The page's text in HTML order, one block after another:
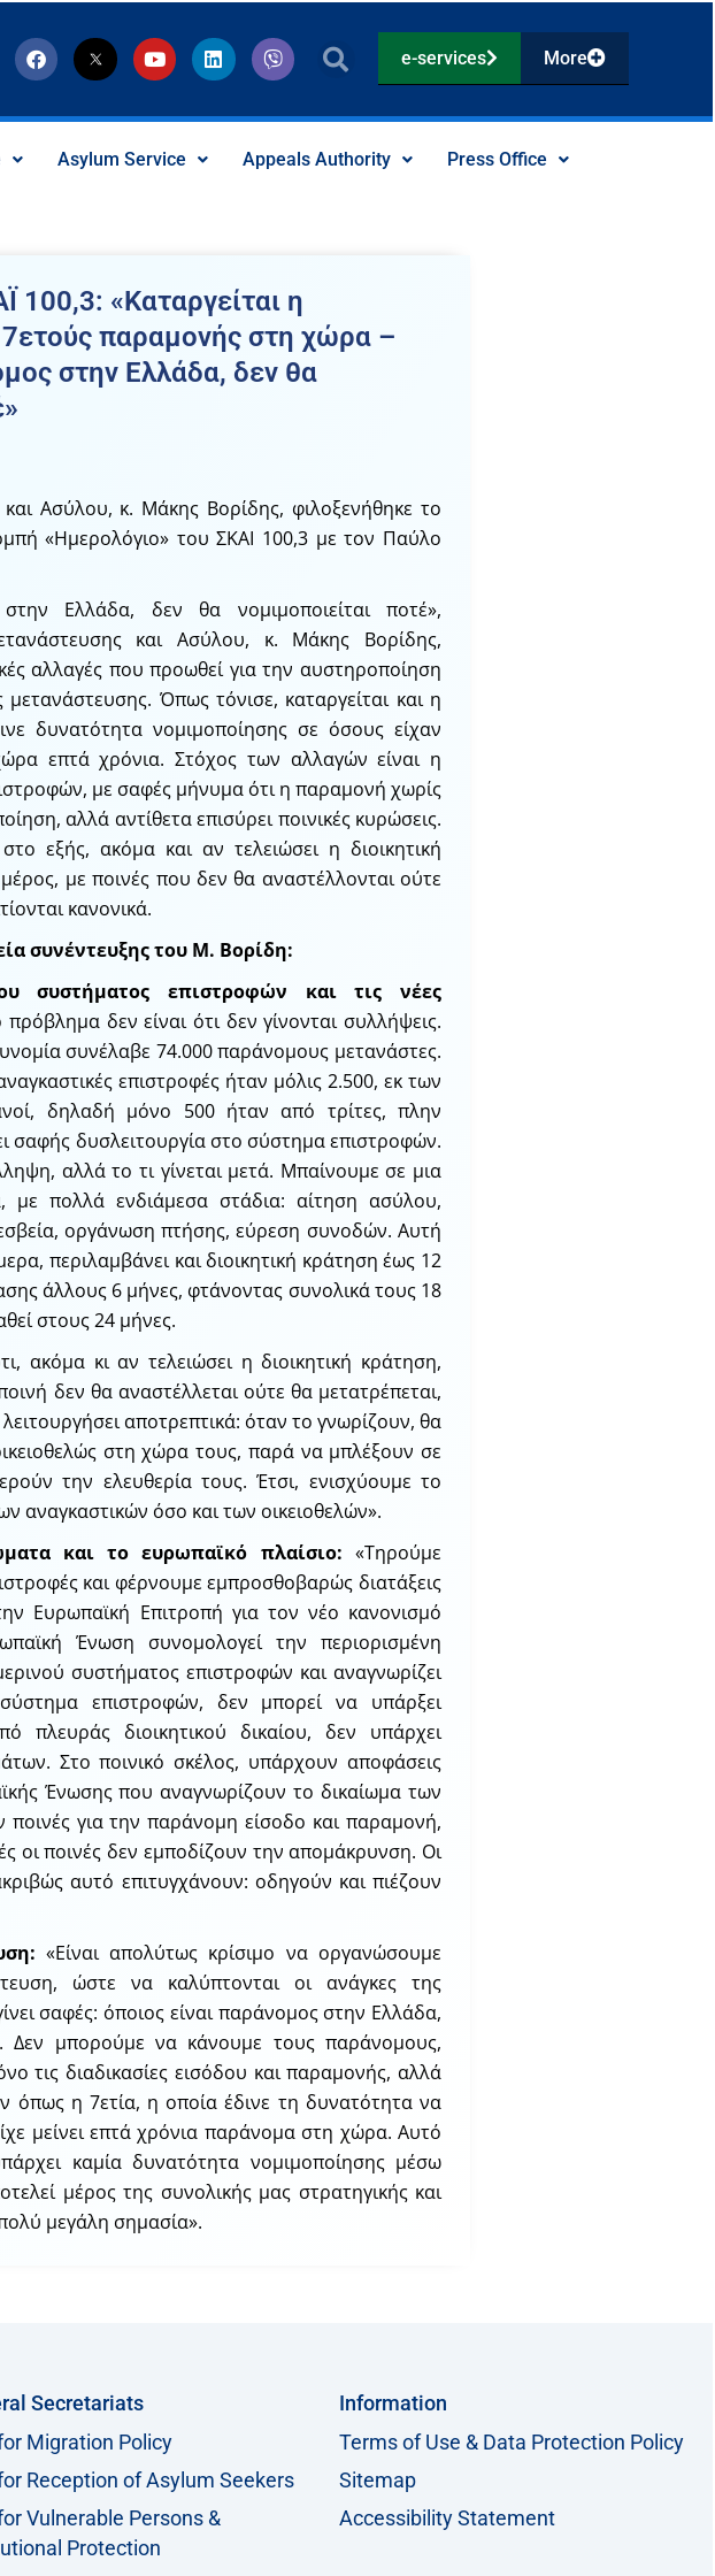
F
a
c
b
T
w
i
t
r
i
c
Y
o
u
u
e
L
i
n
e
V
i
b
r
e-services More
Asylum Service Appeals Authority Press Office
100,3: «Καταργείται η
παραμονής στη χώρα –
στην Ελλάδα, δεν θα
Ασύλου, κ. Μάκης Βορίδης, φιλοξενήθηκε το
«Ημερολόγιο» του ΣΚΑΙ 100,3 με τον Παύλο
Ελλάδα, δεν θα νομιμοποιείται ποτέ»,
και Ασύλου, κ. Μάκης Βορίδης,
αλλαγές που προωθεί για την αυστηροποίηση
Όπως τόνισε, καταργείται και η
δυνατότητα νομιμοποίησης σε όσους είχαν
επτά χρόνια. Στόχος των αλλαγών είναι η
με σαφές μήνυμα ότι η παραμονή χωρίς
αλλά αντίθετα επισύρει ποινικές κυρώσεις.
εξής, ακόμα και αν τελειώσει η διοικητική
μέρος, με ποινές που δεν θα αναστέλλονται ούτε
κανονικά.
συνέντευξης του Μ. Βορίδη:
συστήματος επιστροφών και τις νέες
πρόβλημα δεν είναι ότι δεν γίνονται συλλήψεις.
συνέλαβε 74.000 παράνομους μετανάστες.
επιστροφές ήταν μόλις 2.500, εκ των
δηλαδή μόνο 500 ήταν από τρίτες, πλην
σαφής δυσλειτουργία στο σύστημα επιστροφών.
αλλά το τι γίνεται μετά. Μπαίνουμε σε μια
με πολλά ενδιάμεσα στάδια: αίτηση ασύλου,
οργάνωση πτήσης, εύρεση συνοδών. Αυτή
περιλαμβάνει και διοικητική κράτηση έως 12
άλλους 6 μήνες, φτάνοντας συνολικά τους 18
στους 24 μήνες.
ακόμα κι αν τελειώσει η διοικητική κράτηση,
δεν θα αναστέλλεται ούτε θα μετατρέπεται,
αποτρεπτικά: όταν το γνωρίζουν, θα
στη χώρα τους, παρά να μπλέξουν σε
την ελευθερία τους. Έτσι, ενισχύουμε το
αναγκαστικών όσο και των οικειοθελών».
και το ευρωπαϊκό πλαίσιο: «Τηρούμε
και φέρνουμε εμπροσθοβαρώς διατάξεις
Ευρωπαϊκή Επιτροπή για τον νέο κανονισμό
Ένωση συνομολογεί την περιορισμένη
συστήματος επιστροφών και αναγνωρίζει
επιστροφών, δεν μπορεί να υπάρξει
πλευράς διοικητικού δικαίου, δεν υπάρχει
Στο ποινικό σκέλος, υπάρχουν αποφάσεις
Ένωσης που αναγνωρίζουν το δικαίωμα των
για την παράνομη είσοδο και παραμονή,
οι ποινές δεν εμποδίζουν την απομάκρυνση. Οι
αυτό επιτυγχάνουν: οδηγούν και πιέζουν
«Είναι απολύτως κρίσιμο να οργανώσουμε
ώστε να καλύπτονται οι ανάγκες της
σαφές: όποιος είναι παράνομος στην Ελλάδα,
Δεν μπορούμε να κάνουμε τους παράνομους,
τις διαδικασίες εισόδου και παραμονής, αλλά
όπως η 7ετία, η οποία έδινε τη δυνατότητα να
μείνει επτά χρόνια παράνομα στη χώρα. Αυτό
καμία δυνατότητα νομιμοποίησης μέσω
μέρος της συνολικής μας στρατηγικής και
μεγάλη σημασία».
Secretariats
Migration Policy
Reception of Asylum Seekers
Vulnerable Persons &
Protection
Information
Terms of Use & Data Protection Policy
Sitemap
Accessibility Statement